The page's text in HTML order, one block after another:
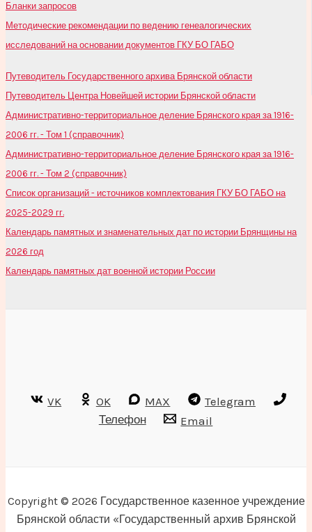
Бланки запросов
Методические рекомендации по ведению генеалогических
исследований на основании документов ГКУ БО ГАБО
Путеводитель Государственного архива Брянской области
Путеводитель Центра Новейшей истории Брянской области
Административно-территориальное деление Брянского края за 1916-
2006 гг. - Том 1 (справочник)
Административно-территориальное деление Брянского края за 1916-
2006 гг. - Том 2 (справочник)
Список организаций - источников комплектования ГКУ БО ГАБО на
2025-2029 гг.
Календарь памятных и знаменательных дат по истории Брянщины на
2026 год
Календарь памятных дат военной истории России
VK OK MAX
Telegram
Телефон
Email
Copyright © 2026 Государственное казенное учреждение
Брянской области «Государственный архив Брянской